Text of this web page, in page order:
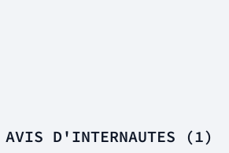
D'INTERNAUTES (1)